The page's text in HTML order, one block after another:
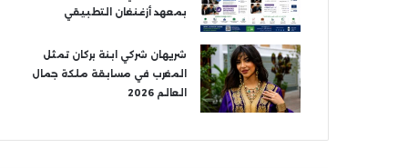
بمعهد أزغنغان التطبيقي
شريهان شركي ابنة بركان تمثل
المغرب في مسابقة ملكة جمال
العالم 2026